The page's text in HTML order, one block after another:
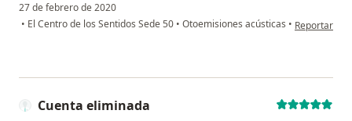
27 de febrero de 2020
• El Centro de los Sentidos Sede 50 • Otoemisiones acústicas • en opinión
Reportar
Cuenta eliminada